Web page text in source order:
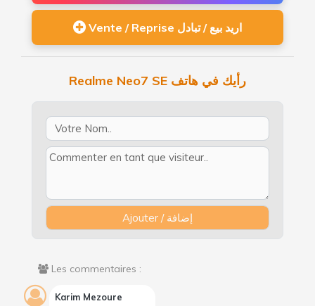
Vente / Reprise اريد بيع / تبادل
Realme Neo7 SE رأيك في هاتف
Les commentaires :
Karim Mezoure